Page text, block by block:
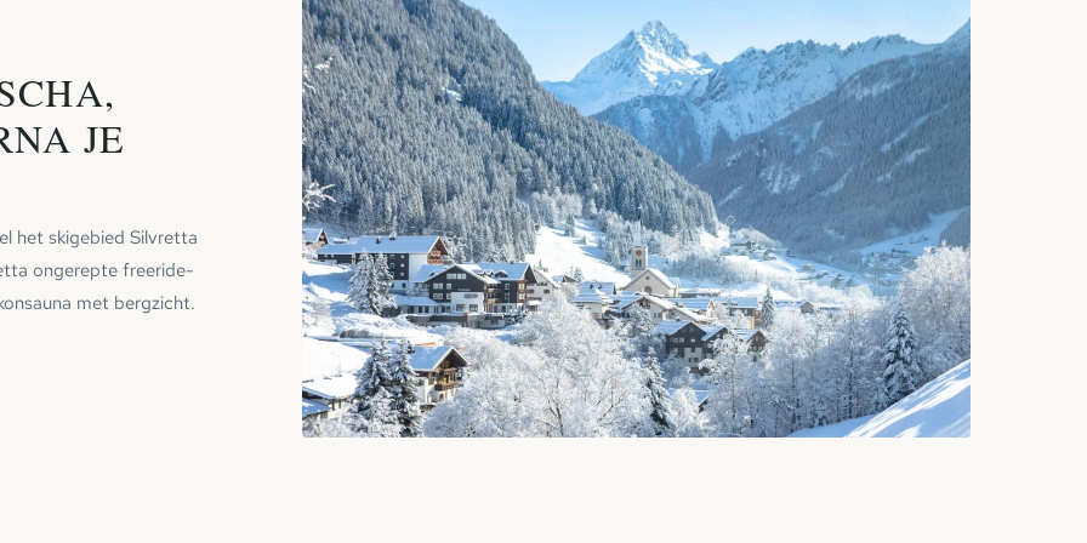
JE
het skigebied Silvretta
ongerepte freeride-
met bergzicht.